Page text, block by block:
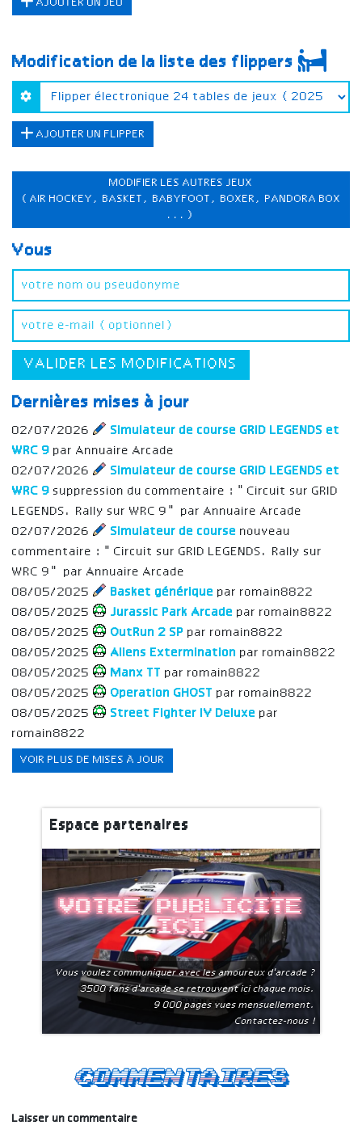
AJOUTER UN JEU
Modification de la liste des flippers
AJOUTER UN FLIPPER
MODIFIER LES AUTRES JEUX
(AIR HOCKEY, BASKET, BABYFOOT, BOXER, PANDORA BOX
...)
Vous
VALIDER LES MODIFICATIONS
Dernières mises à jour
02/07/2026
Simulateur de course GRID LEGENDS et
WRC 9 par Annuaire Arcade
02/07/2026
Simulateur de course GRID LEGENDS et
WRC 9 suppression du commentaire : "Circuit sur GRID
LEGENDS. Rally sur WRC 9" par Annuaire Arcade
02/07/2026
Simulateur de course nouveau
commentaire : "Circuit sur GRID LEGENDS. Rally sur
WRC 9" par Annuaire Arcade
08/05/2025
Basket générique par romain8822
08/05/2025
Jurassic Park Arcade par romain8822
08/05/2025
OutRun 2 SP par romain8822
08/05/2025
Aliens Extermination par romain8822
08/05/2025
Manx TT par romain8822
08/05/2025
Operation GHOST par romain8822
08/05/2025
Street Fighter IV Deluxe par
romain8822
VOIR PLUS DE MISES À JOUR
Espace partenaires
Votre publicite
ici
Vous voulez communiquer avec les amoureux d'arcade ?
3500 fans d'arcade se retrouvent ici chaque mois.
9 000 pages vues mensuellement.
Contactez-nous !
Commentaires
Laisser un commentaire